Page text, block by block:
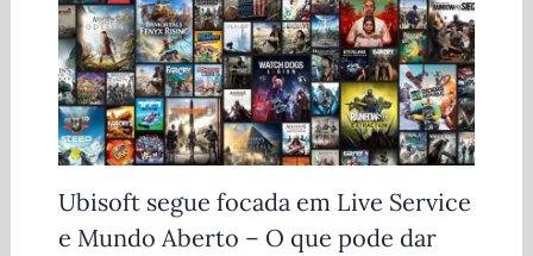
Ubisoft segue focada em Live Service
e Mundo Aberto – O que pode dar